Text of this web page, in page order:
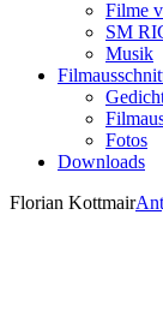
Filme
SM
Musik
Fotos
Downloads
Florian Kottmair